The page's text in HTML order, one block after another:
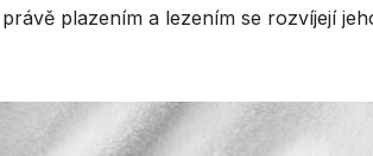
plazením a lezením se rozvíjejí